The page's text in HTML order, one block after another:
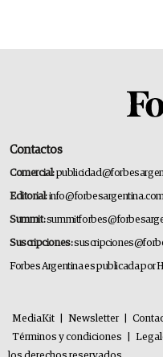
Contactos
Comercial:
Editorial:
Summit:
Suscripciones:
Forbes Argentina es publicada por
MediaKit Newsletter
Términos y condiciones